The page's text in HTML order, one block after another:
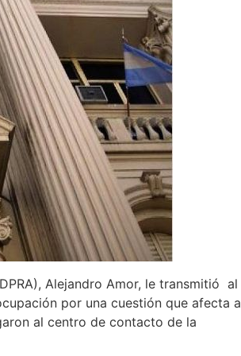
Alejandro Amor, le transmitió al
por una cuestión que afecta a
al centro de contacto de la